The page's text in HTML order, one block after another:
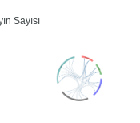
Sayısı